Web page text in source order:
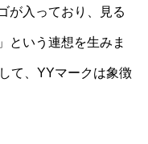
が入っており、見る
という連想を生みま
て、YYマークは象徴